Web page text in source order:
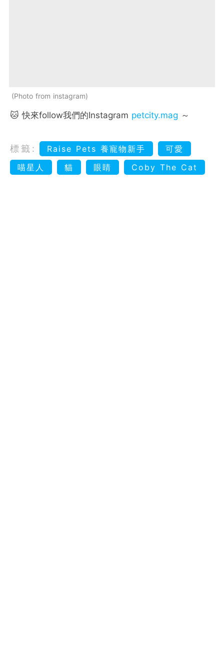
Photo from instagram
🐱 快來follow我們的Instagram petcity.mag ～
標籤: Raise Pets 養寵物新手
可愛
喵星人
貓 眼睛 Coby The Cat